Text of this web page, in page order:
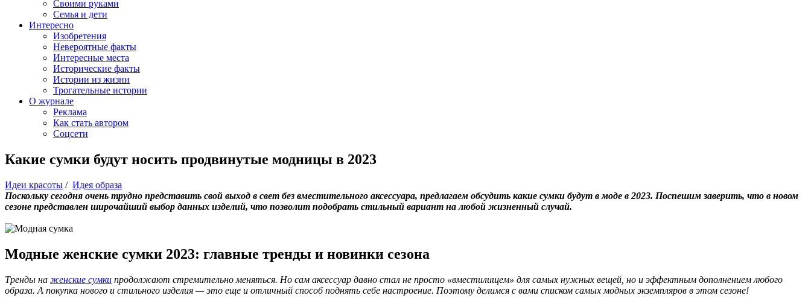
Своими руками
Семья и дети
Интересно
Изобретения
Невероятные факты
Интересные места
Исторические факты
Истории из жизни
Трогательные истории
О журнале
Реклама
Как стать автором
Соцсети
Какие сумки будут носить продвинутые модницы в 2023
Идеи красоты / Идея образа
Поскольку сегодня очень трудно представить свой выход в свет без вместительного аксессуара, предлагаем обсудить какие сумки будут в моде в 2023. Поспешим заверить, что в новом
сезоне представлен широчайший выбор данных изделий, что позволит подобрать стильный вариант на любой жизненный случай.
Модные женские сумки 2023: главные тренды и новинки сезона
Тренды на женские сумки продолжают стремительно меняться. Но сам аксессуар давно стал не просто «вместилищем» для самых нужных вещей, но и эффектным дополнением любого
образа. А покупка нового и стильного изделия — это еще и отличный способ поднять себе настроение. Поэтому делимся с вами списком самых модных экземпляров в этом сезоне!